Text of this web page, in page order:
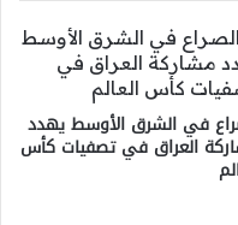
في الشرق الأوسط يهدد
العراق في تصفيات كأس